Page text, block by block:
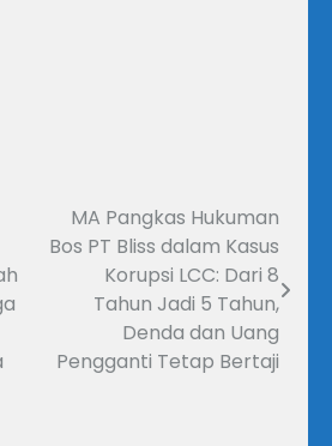
MA Pangkas Hukuman
Bos PT Bliss dalam Kasus
Korupsi LCC: Dari 8
Tahun Jadi 5 Tahun,
Denda dan Uang
Pengganti Tetap Bertaji